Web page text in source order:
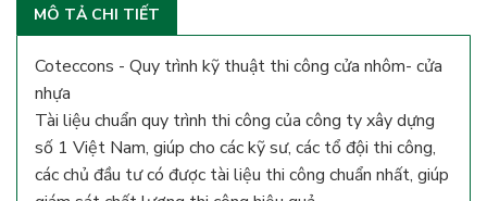
MÔ TẢ CHI TIẾT
Coteccons - Quy trình kỹ thuật thi công cửa nhôm- cửa
nhựa
Tài liệu chuẩn quy trình thi công của công ty xây dựng
số 1 Việt Nam, giúp cho các kỹ sư, các tổ đội thi công,
các chủ đầu tư có được tài liệu thi công chuẩn nhất, giúp